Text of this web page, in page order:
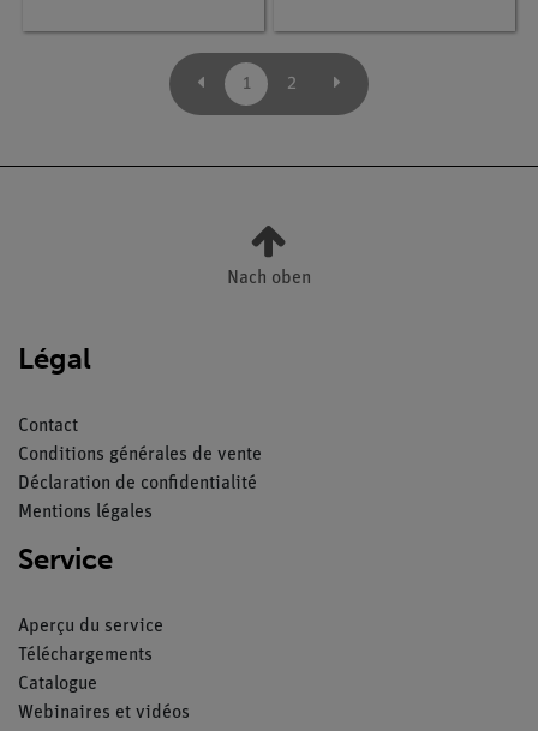
transistor
1 2
Nach oben
Légal
Contact
Conditions générales de vente
Déclaration de confidentialité
Mentions légales
Service
Aperçu du service
Téléchargements
Catalogue
Webinaires et vidéos